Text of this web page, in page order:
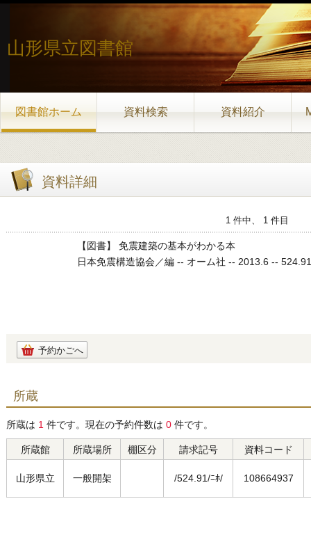
山形県立図書館
図書館ホーム 資料検索 資料紹介
資料詳細
1 件中、 1 件目
【図書】 免震建築の基本がわかる本
日本免震構造協会／編 -- オーム社 -- 2013.6 --
予約かごへ
所蔵
所蔵は 1 件です。現在の予約件数は 0 件です。
所蔵館 所蔵場所 棚区分 請求記号 資料コード
山形県立 一般開架 /524.91/ﾆﾎ/ 108664937